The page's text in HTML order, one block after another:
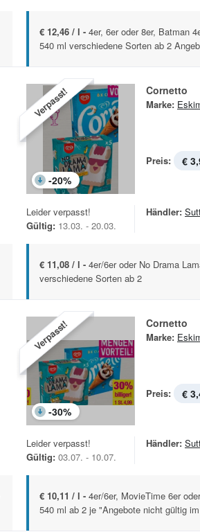
€ 12,46 / l - 4er, 6er oder 8er, Batman
540 ml verschiedene Sorten ab 2
Verpasst!
-20%
Cornetto
Marke:
Preis: €
Leider verpasst!
Gültig: 13.03. - 20.03.
Händler:
€ 11,08 / l - 4er/6er oder No Drama
verschiedene Sorten ab 2
Verpasst!
-30%
Cornetto
Marke:
Preis: €
Leider verpasst!
Gültig: 03.07. - 10.07.
Händler:
€ 10,11 / l - 4er/6er, MovieTime 6er
540 ml ab 2 je "Angebote nicht gültig